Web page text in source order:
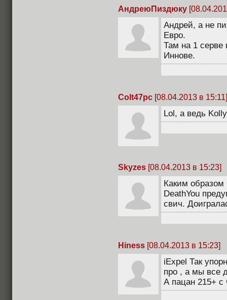
АндреюПиздюку
Андрей, а не
Евро.
Там на 1 серве
Иннове.
Colt47pc [08.04.2013 в 15:11]
Lol, а ведь
Skyzes [08.04.2013 в 15:23]
Каким
DeathYou
свич.
Hiness [08.04.2013 в 15:23]
iExpel Так
про , а мы все
А пацан 215+ с